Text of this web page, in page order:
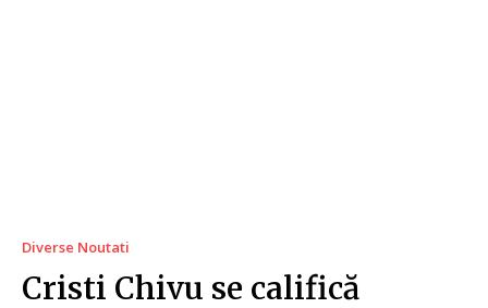
Diverse Noutati
Cristi Chivu se califică